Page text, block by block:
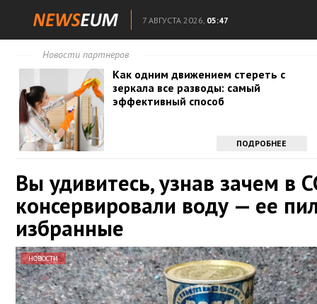
7 АВГУСТА 2026, 05:47
Новости партнеров
Как одним движением стереть с
зеркала все разводы: самый
эффективный способ
ПОДРОБНЕЕ
Вы удивитесь, узнав зачем в
консервировали воду — ее
избранные
НОВОСТИ